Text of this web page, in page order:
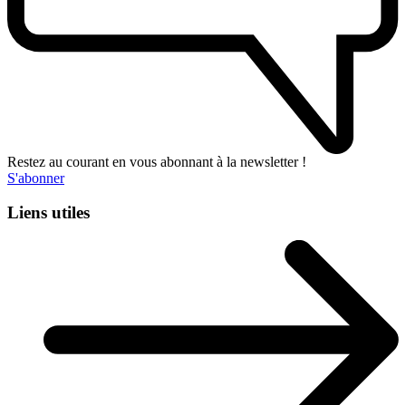
Restez au courant en vous abonnant à la newsletter !
S'abonner
Liens utiles